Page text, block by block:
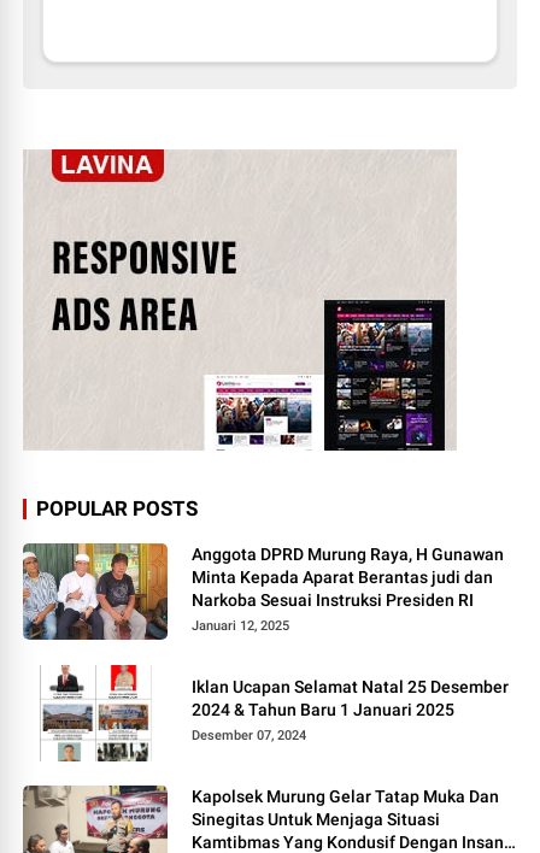
POPULAR POSTS
Anggota DPRD Murung Raya, H Gunawan
Minta Kepada Aparat Berantas judi dan
Narkoba Sesuai Instruksi Presiden RI
Januari 12, 2025
Iklan Ucapan Selamat Natal 25 Desember
2024 & Tahun Baru 1 Januari 2025
Desember 07, 2024
Kapolsek Murung Gelar Tatap Muka Dan
Sinegitas Untuk Menjaga Situasi
Kamtibmas Yang Kondusif Dengan Insan